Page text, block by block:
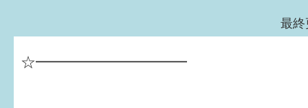
最終
☆━━━━━━━━━━
子どもを育てよう